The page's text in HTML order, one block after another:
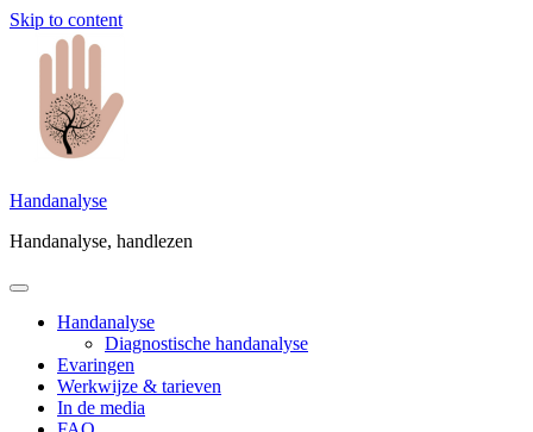
Skip to content
Handanalyse
Handanalyse, handlezen
Handanalyse
Diagnostische handanalyse
Evaringen
Werkwijze & tarieven
In de media